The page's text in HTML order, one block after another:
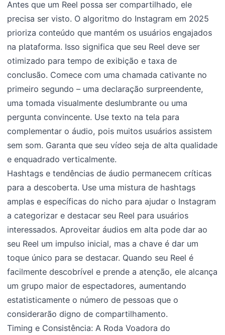
Antes que um Reel possa ser compartilhado, ele
precisa ser visto. O algoritmo do Instagram em 2025
prioriza conteúdo que mantém os usuários engajados
na plataforma. Isso significa que seu Reel deve ser
otimizado para tempo de exibição e taxa de
conclusão. Comece com uma chamada cativante no
primeiro segundo – uma declaração surpreendente,
uma tomada visualmente deslumbrante ou uma
pergunta convincente. Use texto na tela para
complementar o áudio, pois muitos usuários assistem
sem som. Garanta que seu vídeo seja de alta qualidade
e enquadrado verticalmente.
Hashtags e tendências de áudio permanecem críticas
para a descoberta. Use uma mistura de hashtags
amplas e específicas do nicho para ajudar o Instagram
a categorizar e destacar seu Reel para usuários
interessados. Aproveitar áudios em alta pode dar ao
seu Reel um impulso inicial, mas a chave é dar um
toque único para se destacar. Quando seu Reel é
facilmente descobrível e prende a atenção, ele alcança
um grupo maior de espectadores, aumentando
estatisticamente o número de pessoas que o
considerarão digno de compartilhamento.
Timing e Consistência: A Roda Voadora do